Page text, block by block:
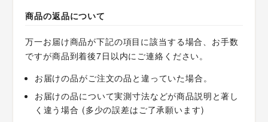
商品の返品について
万一お届け商品が下記の項目に該当する場合、お手数
ですが商品到着後7日以内にご連絡ください。
お届けの品がご注文の品と違っていた場合。
お届けの品について実測寸法などが商品説明と著し
く違う場合 (多少の誤差はご了承願います)